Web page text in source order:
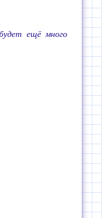
ещё много